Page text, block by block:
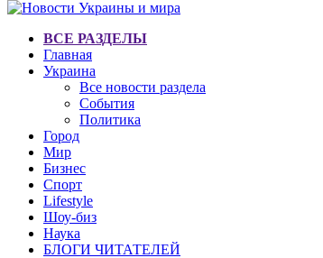
ВСЕ РАЗДЕЛЫ
Главная
Украина
Все новости раздела
События
Политика
Город
Мир
Бизнес
Спорт
Lifestyle
Шоу-биз
Наука
БЛОГИ ЧИТАТЕЛЕЙ